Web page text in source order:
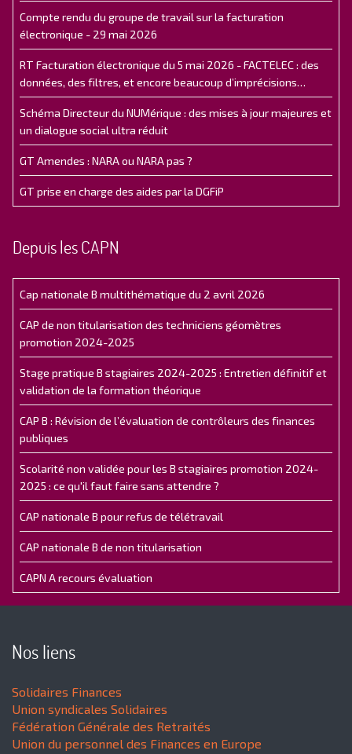
Compte rendu du groupe de travail sur la facturation
électronique - 29 mai 2026
RT Facturation électronique du 5 mai 2026 - FACTELEC : des
données, des filtres, et encore beaucoup d’imprécisions…
Schéma Directeur du NUMérique : des mises à jour majeures et
un dialogue social ultra réduit
GT Amendes : NARA ou NARA pas ?
GT prise en charge des aides par la DGFiP
Depuis les CAPN
Cap nationale B multithématique du 2 avril 2026
CAP de non titularisation des techniciens géomètres
promotion 2024-2025
Stage pratique B stagiaires 2024-2025 : Entretien définitif et
validation de la formation théorique
CAP B : Révision de l’évaluation de contrôleurs des finances
publiques
Scolarité non validée pour les B stagiaires promotion 2024-
2025 : ce qu'il faut faire sans attendre ?
CAP nationale B pour refus de télétravail
CAP nationale B de non titularisation
CAPN A recours évaluation
Nos liens
Solidaires Finances
Union syndicales Solidaires
Fédération Générale des Retraités
Union du personnel des Finances en Europe